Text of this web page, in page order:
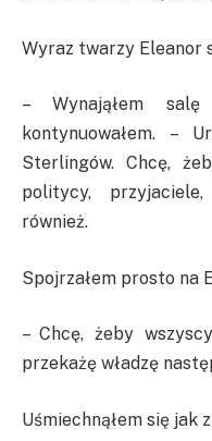
Wyraz twarzy Eleanor
– Wynająłem
kontynuowałem. –
Sterlingów. Chcę,
politycy,
również.
Spojrzałem prosto na
– Chcę, żeby
przekażę władzę
Uśmiechnąłem się jak